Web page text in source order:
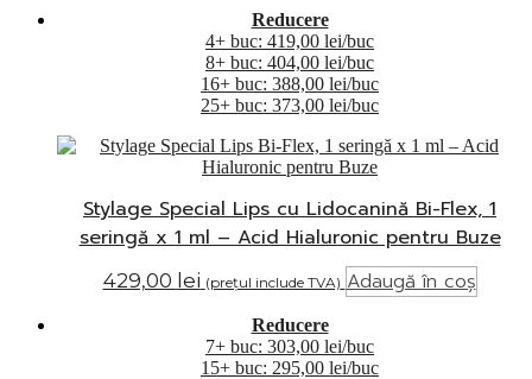
Reducere
4+ buc: 419,00 lei/buc
8+ buc: 404,00 lei/buc
16+ buc: 388,00 lei/buc
25+ buc: 373,00 lei/buc
Stylage Special Lips cu Lidocanină Bi-Flex, 1
seringă x 1 ml – Acid Hialuronic pentru Buze
429,00 lei (prețul include TVA) Adaugă în coș
Reducere
7+ buc: 303,00 lei/buc
15+ buc: 295,00 lei/buc